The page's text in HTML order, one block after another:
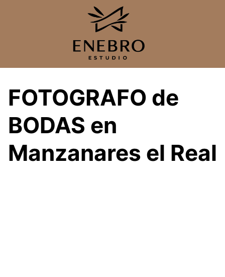
FOTOGRAFO de
BODAS en
Manzanares el Real